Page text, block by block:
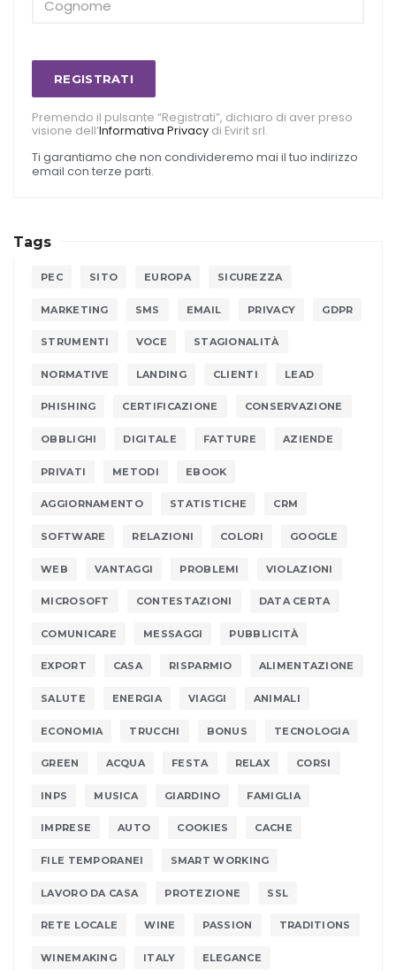
REGISTRATI
Premendo il pulsante “Registrati”, dichiaro di aver preso
visione dell’Informativa Privacy di Evirit srl.
Ti garantiamo che non condivideremo mai il tuo indirizzo
email con terze parti.
Tags
PEC SITO EUROPA SICUREZZA
MARKETING SMS EMAIL PRIVACY GDPR
STRUMENTI VOCE STAGIONALITÀ
NORMATIVE LANDING CLIENTI LEAD
PHISHING CERTIFICAZIONE CONSERVAZIONE
OBBLIGHI DIGITALE FATTURE AZIENDE
PRIVATI METODI EBOOK
AGGIORNAMENTO STATISTICHE CRM
SOFTWARE RELAZIONI COLORI GOOGLE
WEB VANTAGGI PROBLEMI VIOLAZIONI
MICROSOFT CONTESTAZIONI DATA CERTA
COMUNICARE MESSAGGI PUBBLICITÀ
EXPORT CASA RISPARMIO ALIMENTAZIONE
SALUTE ENERGIA VIAGGI ANIMALI
ECONOMIA TRUCCHI BONUS TECNOLOGIA
GREEN ACQUA FESTA RELAX CORSI
INPS MUSICA GIARDINO FAMIGLIA
IMPRESE AUTO COOKIES CACHE
FILE TEMPORANEI SMART WORKING
LAVORO DA CASA PROTEZIONE SSL
RETE LOCALE WINE PASSION TRADITIONS
WINEMAKING ITALY ELEGANCE